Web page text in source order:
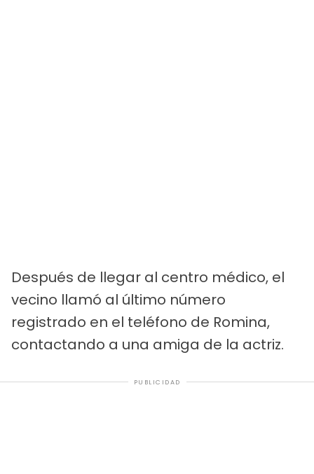
Después de llegar al centro médico, el
vecino llamó al último número
registrado en el teléfono de Romina,
contactando a una amiga de la actriz.
PUBLICIDAD